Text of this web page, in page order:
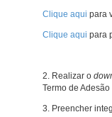
Clique aqui para
Clique aqui para
2. Realizar o
Termo de
3. Preencher